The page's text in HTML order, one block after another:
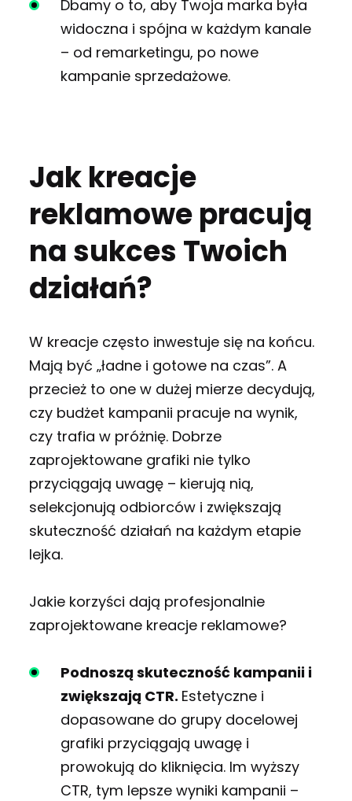
Dbamy o to, aby Twoja marka była
widoczna i spójna w każdym kanale
– od remarketingu, po nowe
kampanie sprzedażowe.
Jak kreacje
reklamowe pracują
na sukces Twoich
działań?
W kreacje często inwestuje się na końcu.
Mają być „ładne i gotowe na czas”. A
przecież to one w dużej mierze decydują,
czy budżet kampanii pracuje na wynik,
czy trafia w próżnię. Dobrze
zaprojektowane grafiki nie tylko
przyciągają uwagę – kierują nią,
selekcjonują odbiorców i zwiększają
skuteczność działań na każdym etapie
lejka.
Jakie korzyści dają profesjonalnie
zaprojektowane kreacje reklamowe?
Podnoszą skuteczność kampanii i
zwiększają CTR. Estetyczne i
dopasowane do grupy docelowej
grafiki przyciągają uwagę i
prowokują do kliknięcia. Im wyższy
CTR, tym lepsze wyniki kampanii –